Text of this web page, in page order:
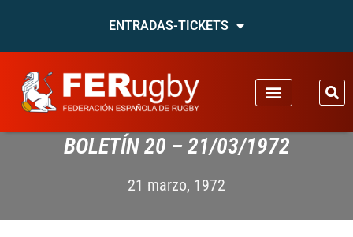
ENTRADAS-TICKETS
BOLETÍN 20 – 21/03/1972
21 marzo, 1972